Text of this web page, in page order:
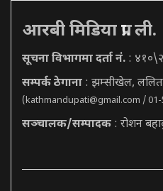
आरबी मिडिया प्रा. ली.
सूचना विभागमा दर्ता नं. :
सम्पर्क ठेगाना : झम्सीखेल,
(kathmandupati@gmail.com / 01-
सञ्चालक/सम्पादक : रोशन